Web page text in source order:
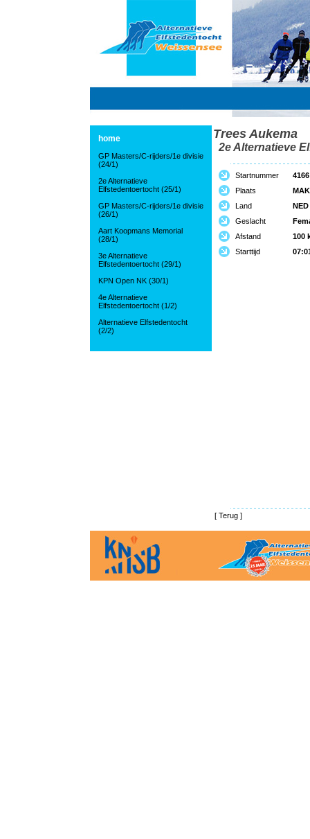
home
GP Masters/C-rijders/1e divisie
(24/1)
2e Alternatieve
Elfstedentoertocht (25/1)
GP Masters/C-rijders/1e divisie
(26/1)
Aart Koopmans Memorial
(28/1)
3e Alternatieve
Elfstedentoertocht (29/1)
KPN Open NK (30/1)
4e Alternatieve
Elfstedentoertocht (1/2)
Alternatieve Elfstedentocht
(2/2)
Trees Aukema
2e Alternatieve
Startnummer
4166
Plaats
Land
NED
Geslacht
Afstand
100
Starttijd
[ Terug ]